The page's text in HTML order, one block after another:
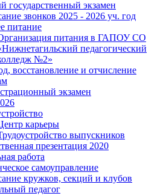
государственный экзамен
звонков 2025 - 2026 уч. год
питание
питания в ГАПОУ СО
педагогический
№2»
восстановление и отчисление
экзамен
карьеры
выпускников
презентация 2020
работа
самоуправление
кружков, секций и клубов
педагог